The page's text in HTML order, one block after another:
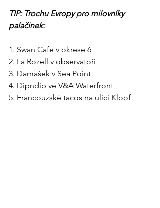
TIP: Trochu Evropy pro milovníky
palačinek:
1. Swan Cafe v okrese 6
2. La Rozell v observatoři
3. Damašek v Sea Point
4. Dipndip ve V&A Waterfront
5. Francouzské tacos na ulici Kloof